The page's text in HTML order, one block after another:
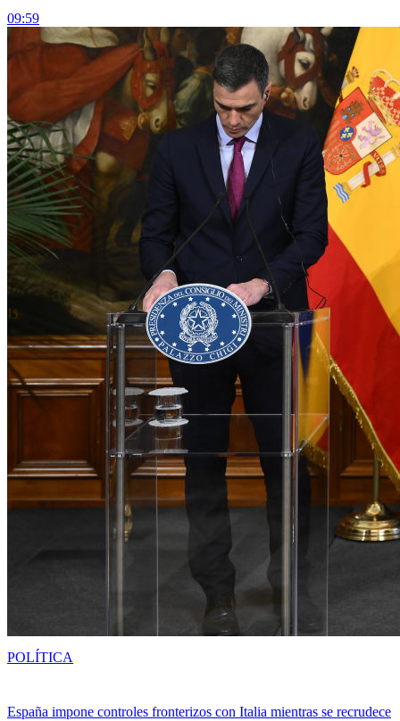
09:59
España impone controles fronterizos con Italia mientras se recrudece
POLÍTICA